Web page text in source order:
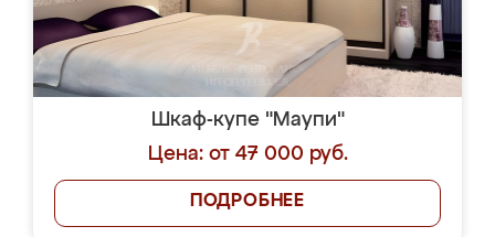
Шкаф-купе "Маупи"
Цена: от 47 000 руб.
ПОДРОБНЕЕ